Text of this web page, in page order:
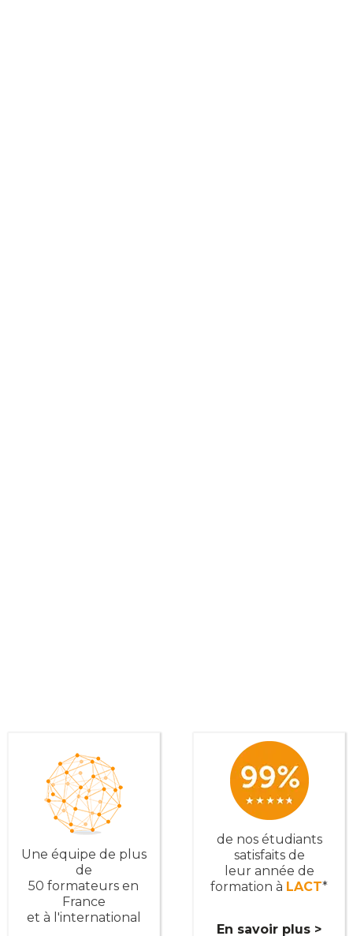
Une équipe de plus
de
50 formateurs en
France
et à l'international
de nos étudiants
satisfaits de
leur année de
formation à LACT*
En savoir plus >